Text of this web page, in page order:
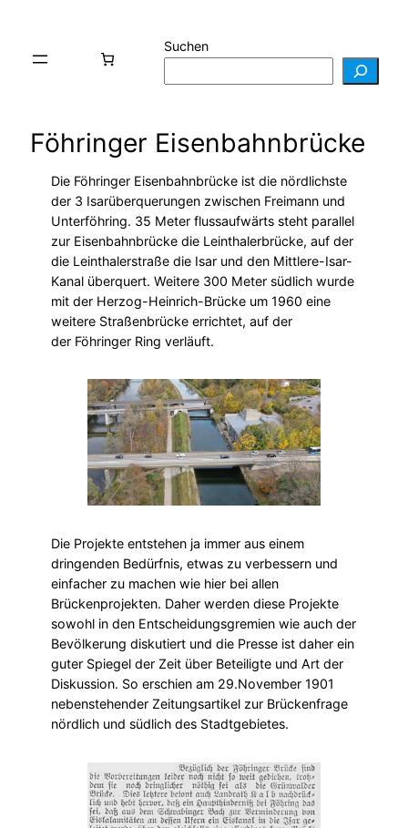
Suchen
Föhringer Eisenbahnbrücke
Die Föhringer Eisenbahnbrücke ist die nördlichste
der 3 Isarüberquerungen zwischen Freimann und
Unterföhring. 35 Meter flussaufwärts steht parallel
zur Eisenbahnbrücke die Leinthalerbrücke, auf der
die Leinthalerstraße die Isar und den Mittlere-Isar-
Kanal überquert. Weitere 300 Meter südlich wurde
mit der Herzog-Heinrich-Brücke um 1960 eine
weitere Straßenbrücke errichtet, auf der
der Föhringer Ring verläuft.
Die Projekte entstehen ja immer aus einem
dringenden Bedürfnis, etwas zu verbessern und
einfacher zu machen wie hier bei allen
Brückenprojekten. Daher werden diese Projekte
sowohl in den Entscheidungsgremien wie auch der
Bevölkerung diskutiert und die Presse ist daher ein
guter Spiegel der Zeit über Beteiligte und Art der
Diskussion. So erschien am 29.November 1901
nebenstehender Zeitungsartikel zur Brückenfrage
nördlich und südlich des Stadtgebietes.